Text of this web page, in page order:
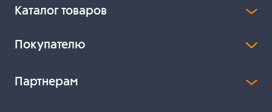
Каталог товаров
Покупателю
Партнерам